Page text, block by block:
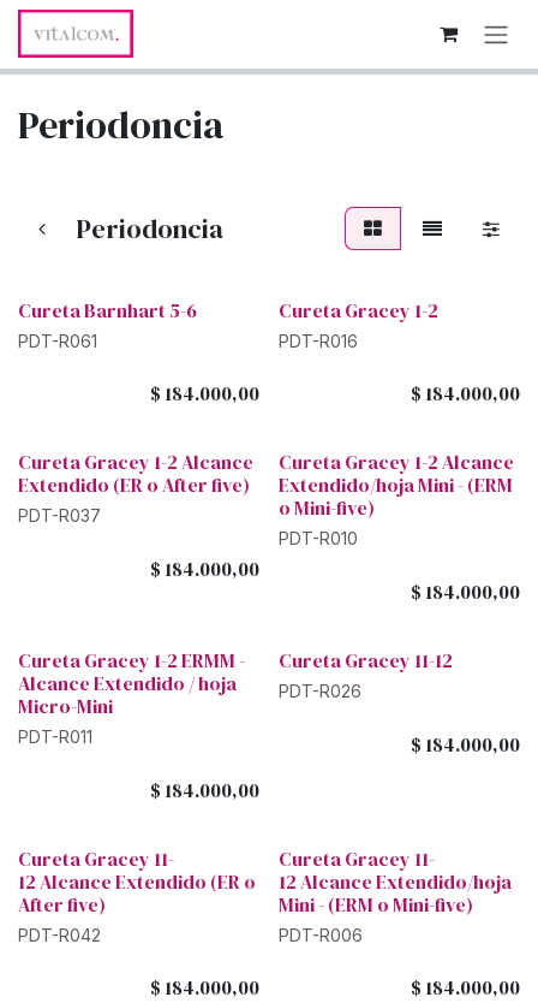
Ir al contenido
Periodoncia
Periodoncia
Cureta Barnhart 5-6
PDT-R061
$ 184.000,00
Cureta Gracey 1-2
PDT-R016
$ 184.000,00
Cureta Gracey 1-2 Alcance
Extendido (ER o After five)
PDT-R037
$ 184.000,00
Cureta Gracey 1-2 Alcance
Extendido/hoja Mini - (ERM
o Mini-five)
PDT-R010
$ 184.000,00
Cureta Gracey 1-2 ERMM -
Alcance Extendido / hoja
Micro-Mini
PDT-R011
$ 184.000,00
Cureta Gracey 11-12
PDT-R026
$ 184.000,00
Cureta Gracey 11-
12 Alcance Extendido (ER o
After five)
PDT-R042
$ 184.000,00
Cureta Gracey 11-
12 Alcance Extendido/hoja
Mini - (ERM o Mini-five)
PDT-R006
$ 184.000,00